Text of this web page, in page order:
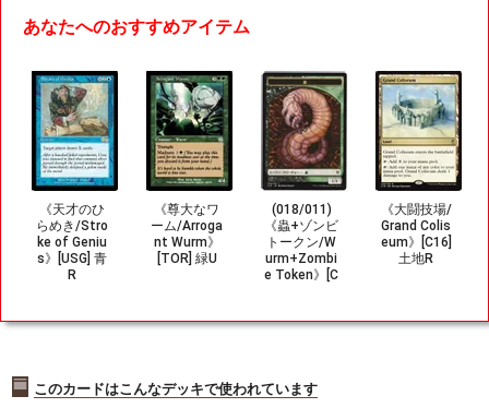
あなたへのおすすめアイテム
《天才のひ
らめき/Stro
ke of Geniu
s》[USG] 青
R
《尊大なワ
ーム/Arroga
nt Wurm》
[TOR] 緑U
(018/011)
《蟲+ゾンビ
トークン/W
urm+Zombi
e Token》[C
《大闘技場/
Grand Colis
eum》[C16]
土地R
このカードはこんなデッキで使われています